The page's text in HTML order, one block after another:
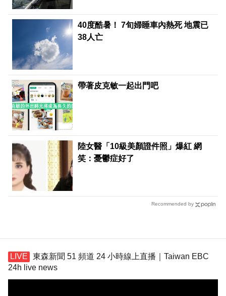
40度酷暑！ 7旬婦睡車內熱死 地震已
38人亡
帶著皮克敏一起出門吧
PR
陸女醫「10級美顏證件照」爆紅 網
笑：憂鬱症好了
Recommended by
東森新聞 51 頻道 24 小時線上直播｜Taiwan EBC
24h live news